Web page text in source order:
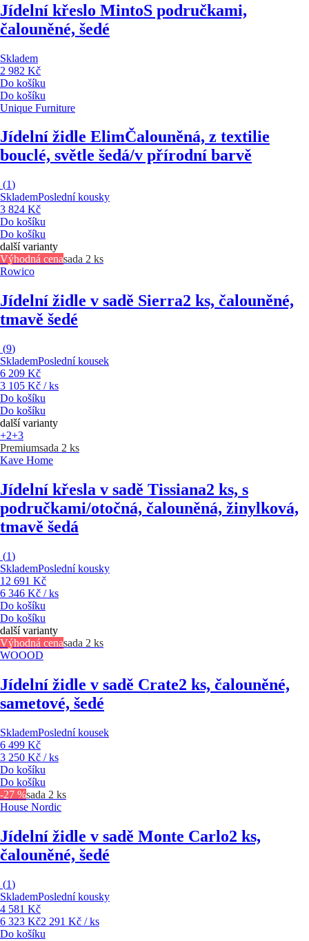
Jídelní křeslo MintoS područkami,
čalouněné, šedé
Skladem
2 982 Kč
Do košíku
Do košíku
Unique Furniture
Jídelní židle ElimČalouněná, z textilie
bouclé, světle šedá/v přírodní barvě
(1)
SklademPoslední kousky
3 824 Kč
Do košíku
Do košíku
další varianty
Výhodná cenasada 2 ks
Rowico
Jídelní židle v sadě Sierra2 ks, čalouněné,
tmavě šedé
(9)
SklademPoslední kousek
6 209 Kč
3 105 Kč / ks
Do košíku
Do košíku
další varianty
+2+3
Premiumsada 2 ks
Kave Home
Jídelní křesla v sadě Tissiana2 ks, s
područkami/otočná, čalouněná, žinylková,
tmavě šedá
(1)
SklademPoslední kousky
12 691 Kč
6 346 Kč / ks
Do košíku
Do košíku
další varianty
Výhodná cenasada 2 ks
WOOOD
Jídelní židle v sadě Crate2 ks, čalouněné,
sametové, šedé
SklademPoslední kousek
6 499 Kč
3 250 Kč / ks
Do košíku
Do košíku
-27 %sada 2 ks
House Nordic
Jídelní židle v sadě Monte Carlo2 ks,
čalouněné, šedé
(1)
SklademPoslední kousky
4 581 Kč
6 323 Kč2 291 Kč / ks
Do košíku